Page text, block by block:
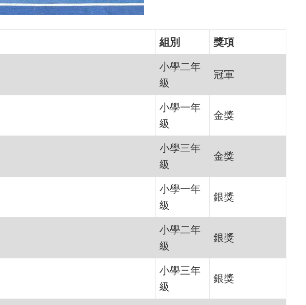
組別 獎項
小學二年
級
冠軍
小學一年
級
金獎
小學三年
級
金獎
小學一年
級
銀獎
小學二年
級
銀獎
小學三年
級
銀獎